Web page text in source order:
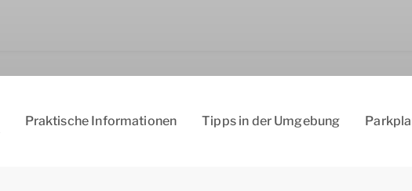
Praktische Informationen Tipps in der Umgebung